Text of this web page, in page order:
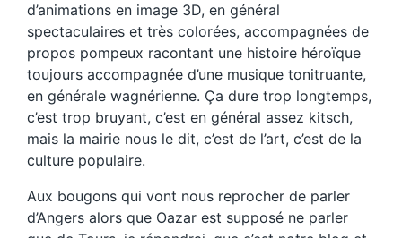
d’animations en image 3D, en général
spectaculaires et très colorées, accompagnées de
propos pompeux racontant une histoire héroïque
toujours accompagnée d’une musique tonitruante,
en générale wagnérienne. Ça dure trop longtemps,
c’est trop bruyant, c’est en général assez kitsch,
mais la mairie nous le dit, c’est de l’art, c’est de la
culture populaire.
Aux bougons qui vont nous reprocher de parler
d’Angers alors que Oazar est supposé ne parler